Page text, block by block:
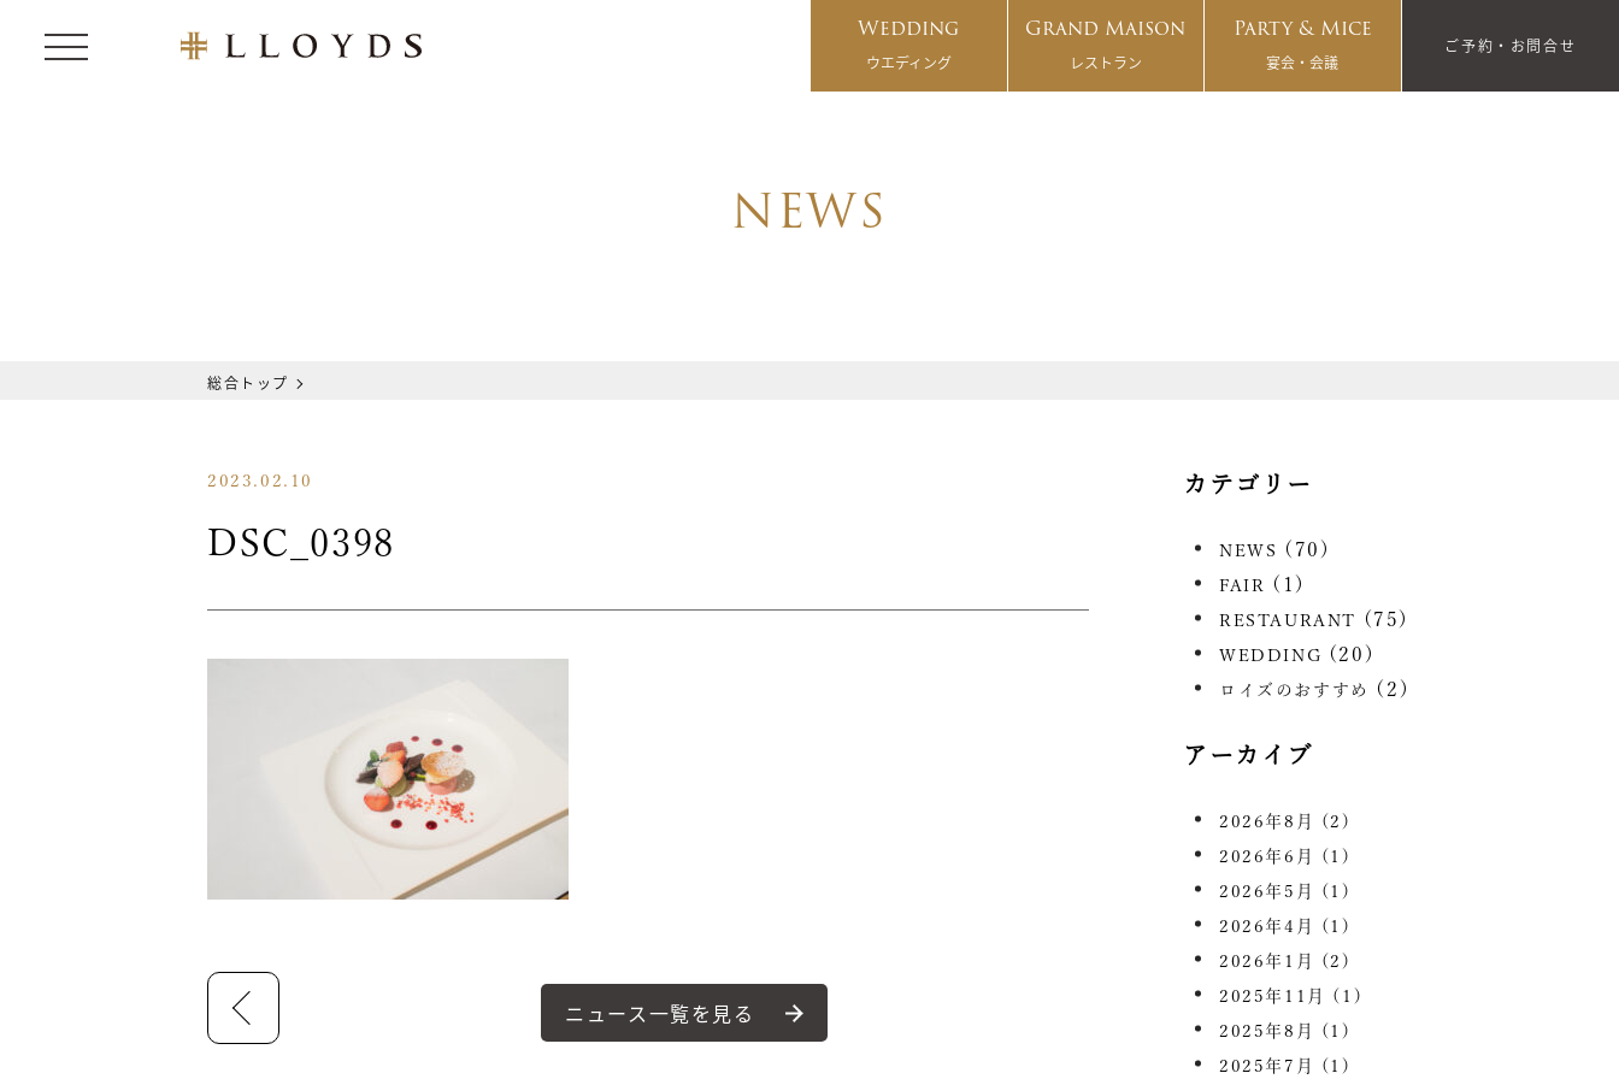
Wedding
ウエディング
Grand Maison
レストラン
Party & Mice
宴会・会議
ご予約・お問合せ
NEWS
総合トップ
2023.02.10
DSC_0398
ニュース一覧を見る
カテゴリー
NEWS (70)
FAIR (1)
RESTAURANT (75)
WEDDING (20)
ロイズのおすすめ (2)
アーカイブ
2026年8月 (2)
2026年6月 (1)
2026年5月 (1)
2026年4月 (1)
2026年1月 (2)
2025年11月 (1)
2025年8月 (1)
2025年7月 (1)